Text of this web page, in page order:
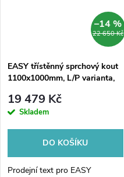
22 650 Kč
–14 %
EASY třístěnný sprchový kout
1100x1000mm, L/P varianta,
19 479 Kč
Skladem
DO KOŠÍKU
Prodejní text pro EASY